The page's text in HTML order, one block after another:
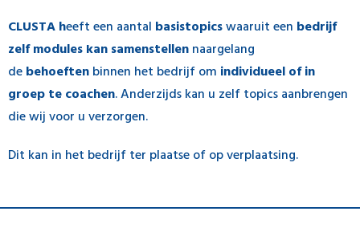
CLUSTA heeft een aantal basistopicswaaruit een bedrijf
zelf modules kan samenstellennaargelang
debehoeftenbinnen het bedrijf om individueel of in
groep te coachen. Anderzijds kan u zelf topics aanbrengen
die wij voor u verzorgen.
Dit kan in het bedrijf ter plaatse of op verplaatsing.